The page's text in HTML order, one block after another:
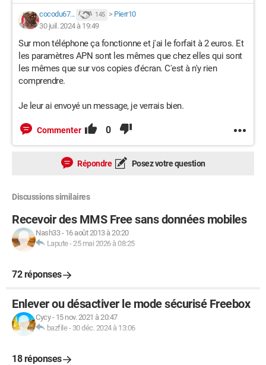
cocodu67... 145 > Pierr10
30 juil. 2024 à 19:49
Sur mon téléphone ça fonctionne et j'ai le forfait à 2 euros. Et
les paramètres APN sont les mêmes que chez elles qui sont
les mêmes que sur vos copies d'écran. C'est à n'y rien
comprendre.
Je leur ai envoyé un message, je verrais bien.
Commenter 0
Répondre Posez votre question
Discussions similaires
Recevoir des MMS Free sans données mobiles
Nash33- 16 août 2013 à 20:20
Lapute-25 mai 2026 à 08:25
72 réponses
Enlever ou désactiver le mode sécurisé Freebox
Cycy- 15 nov. 2021 à 20:47
bazfile- 30 déc. 2024 à 13:06
18 réponses